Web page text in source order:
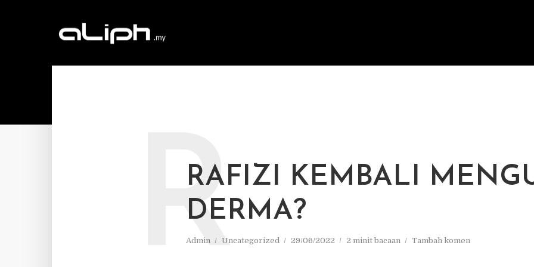
RAFIZI KEMBALI
DERMA?
Admin Uncategorized 29/06/2022 2 minit bacaan Tambah komen
R